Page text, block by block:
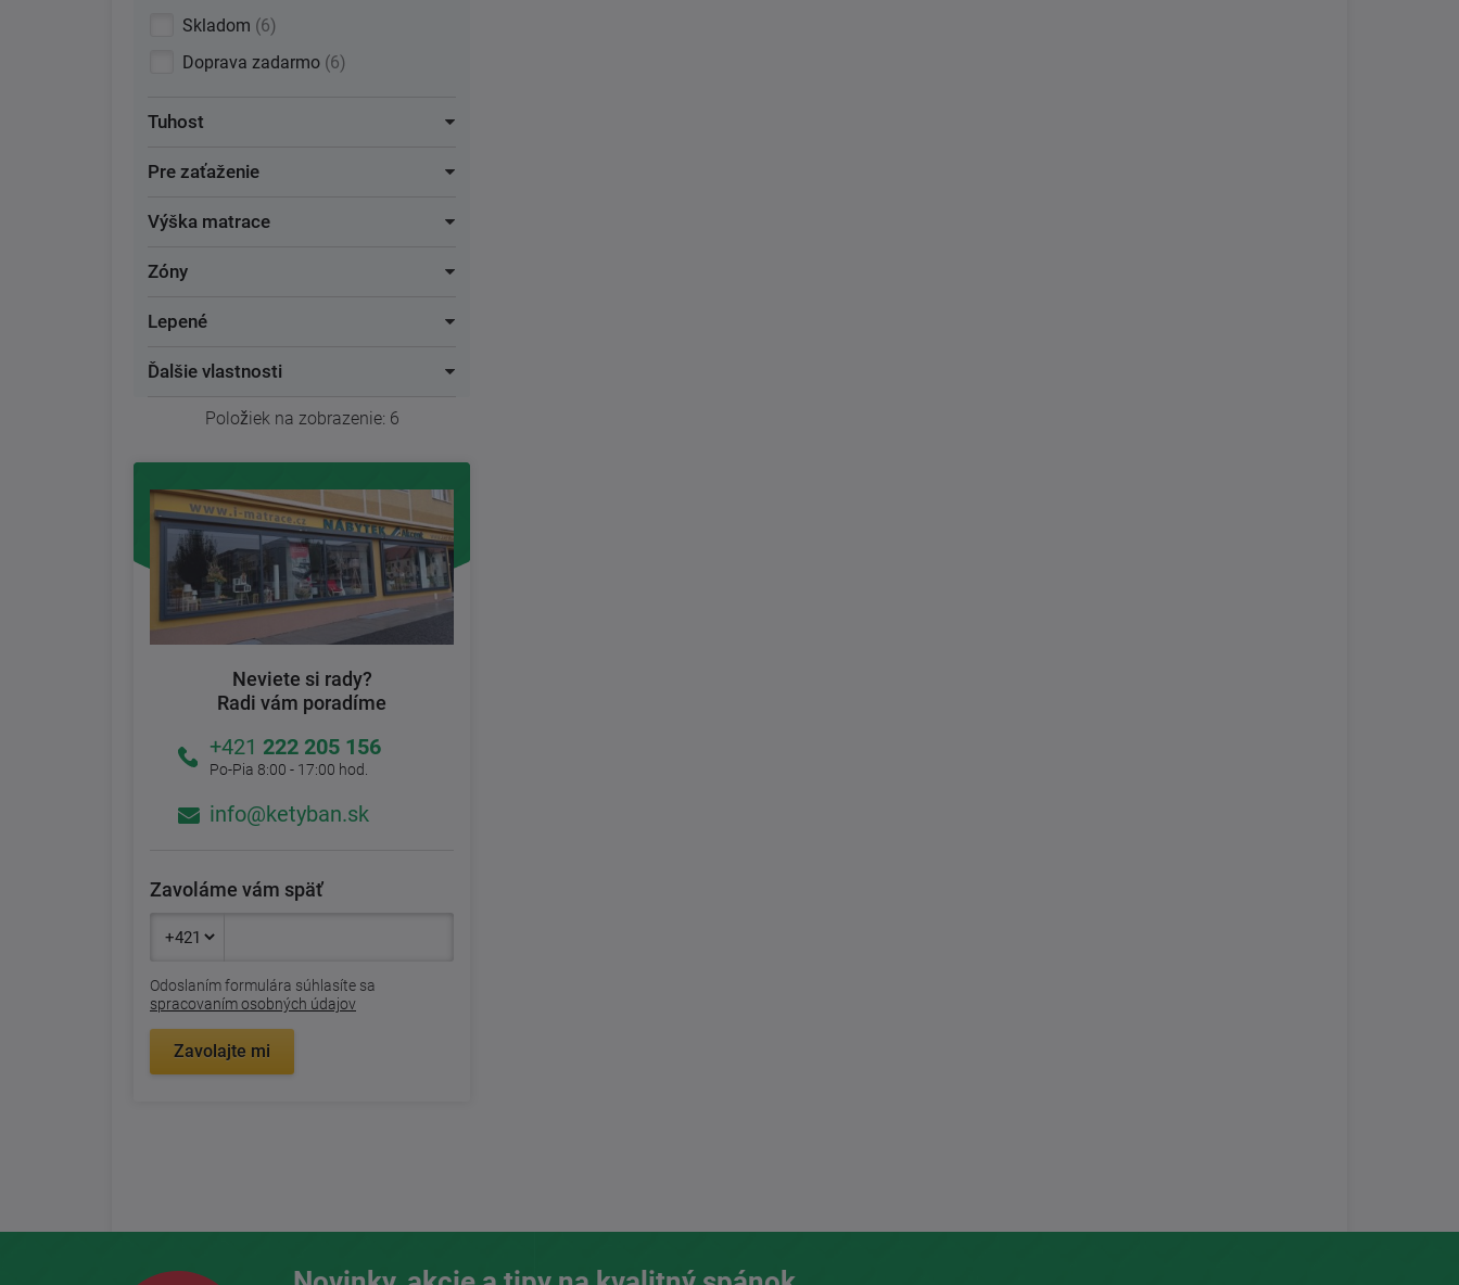
Skladom 6
Doprava zadarmo 6
Tuhost
Pre zaťaženie
Výška matrace
Zóny
Lepené
Ďalšie vlastnosti
Položiek na zobrazenie: 6
Neviete si rady?
Radi vám poradíme
+421 222 205 156
Po-Pia 8:00 - 17:00 hod.
info@ketyban.sk
Zavoláme vám späť
Odoslaním formulára súhlasíte sa
spracovaním osobných údajov
Zavolajte mi